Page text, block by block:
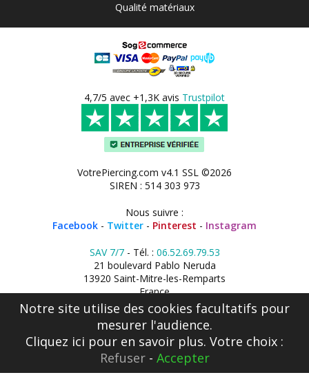
Qualité matériaux
4,7/5 avec +1,3K avis Trustpilot
VotrePiercing.com v4.1 SSL ©2026
SIREN : 514 303 973
Nous suivre :
Facebook - Twitter - Pinterest - Instagram
SAV 7/7- Tél. : 06.52.69.79.53
21 boulevard Pablo Neruda
13920 Saint-Mitre-les-Remparts
France
Notre site utilise des cookies facultatifs pour
mesurer l'audience.
Cliquez ici pour en savoir plus. Votre choix :
Refuser- Accepter